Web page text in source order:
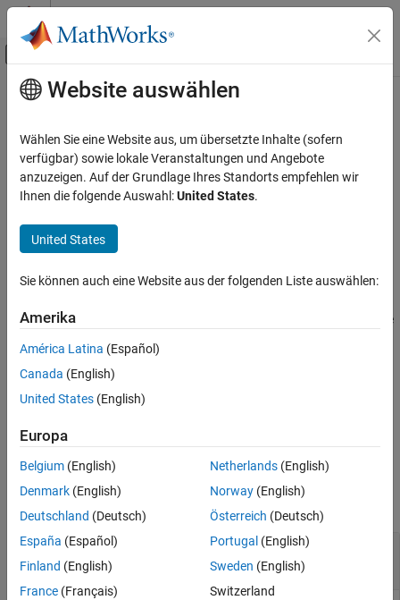
Weiter zum Inhalt
Umschaltung für Off-Canvas-
Startseite der Dokumentation
Fixed-Point Designer
Automated Data Type Conversion
Iterative Fixed-Point Conversion in Simulink
Syntax
Input Arguments
Alternatives
Version History
Hauptinhalt
applyDataTypes
Apply proposed data types to model
collapse all in page
applyDataTypes(converter,RunName)
types for the specified run,
, to the system specified by the
If you have specified function replacements using the
DataTypeWorkflow.FunctionReplacement
Function
Input Arguments
converter Converter object
DataTypeWorkflow.Converterobject
Website auswählen
Wählen Sie eine Website aus, um übersetzte Inhalte (sofern
verfügbar) sowie lokale Veranstaltungen und Angebote
anzuzeigen. Auf der Grundlage Ihres Standorts empfehlen wir
Ihnen die folgende Auswahl:United States.
United States
Sie können auch eine Website aus der folgenden Liste auswählen:
Amerika
América Latina (Español)
Canada (English)
United States (English)
Europa
Belgium (English)
Denmark (English)
Deutschland (Deutsch)
España (Español)
Finland (English)
France (Français)
Netherlands(English)
Norway(English)
Österreich (Deutsch)
Portugal (English)
Sweden (English)
Switzerland